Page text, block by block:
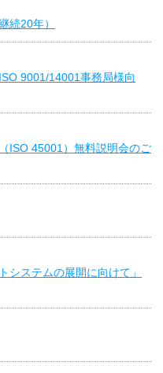
続20年）
9001/14001事務局様向
ISO 45001）無料説明会のご
システムの展開に向けて」